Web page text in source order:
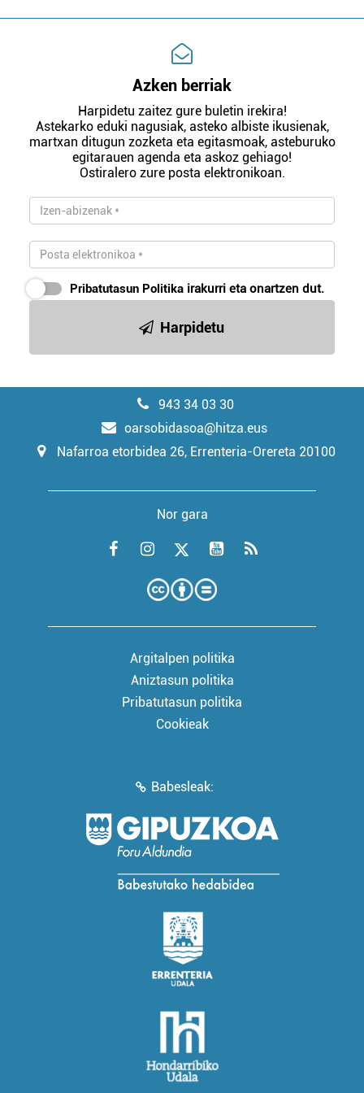
Azken berriak
Harpidetu zaitez gure buletin irekira!
Astekarko eduki nagusiak, asteko albiste ikusienak,
martxan ditugun zozketa eta egitasmoak, asteburuko
egitarauen agenda eta askoz gehiago!
Ostiralero zure posta elektronikoan.
Pribatutasun Politika irakurri eta onartzen dut.
Harpidetu
943 34 03 30
oarsobidasoa@hitza.eus
Nafarroa etorbidea 26, Errenteria-Orereta 20100
Nor gara
Argitalpen politika
Aniztasun politika
Pribatutasun politika
Cookieak
Babesleak: